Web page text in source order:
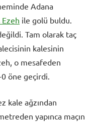
Adana
Ezeh ile golü buldu.
Tam olarak taç
kalesinin
o mesafeden
0 öne geçirdi.
kale ağzından
yapınca maçın